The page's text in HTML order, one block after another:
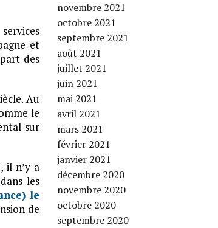
et
des
Au
le
sur
il n’y a
les
le
de
novembre 2021
octobre 2021
septembre 2021
août 2021
juillet 2021
juin 2021
mai 2021
avril 2021
mars 2021
février 2021
janvier 2021
décembre 2020
novembre 2020
octobre 2020
septembre 2020